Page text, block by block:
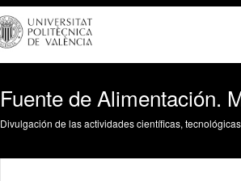
Fuente de Alimentación.
Divulgación de las actividades científicas,